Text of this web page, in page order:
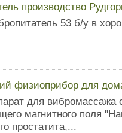
производство
53 б/у в
физиоприбор для
для вибромассажа
магнитного поля
простатита,...